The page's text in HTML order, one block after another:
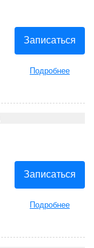
Записаться
Подробнее
Записаться
Подробнее